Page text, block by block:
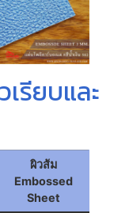
รียบและ
ผิวส้ม
Embossed
Sheet